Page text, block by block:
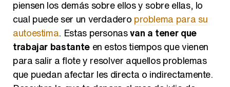
piensen los demás sobre ellos y sobre ellas, lo
cual puede ser un verdadero problema para su
autoestima. Estas personasvan a tener que
trabajar bastanteen estos tiempos que vienen
para salir a flote y resolver aquellos problemas
que puedan afectar les directa o indirectamente.